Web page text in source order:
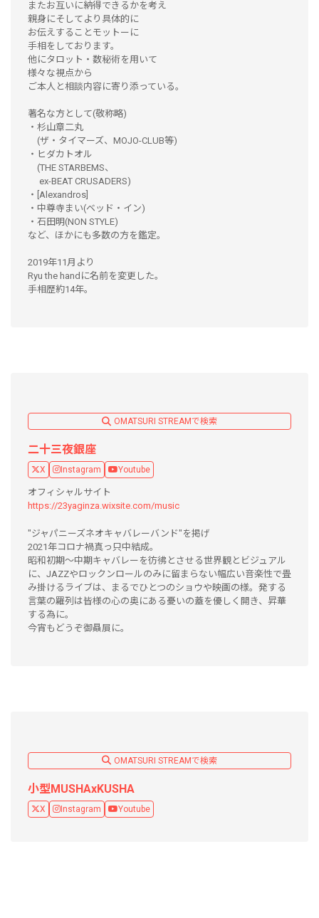
またお互いに納得できるかを考え
親身にそしてより具体的に
お伝えすることモットーに
手相をしております。
他にタロット・数秘術を用いて
様々な視点から
ご本人と相談内容に寄り添っている。
著名な方として(敬称略)
・杉山章二丸
(ザ・タイマーズ、MOJO-CLUB等)
・ヒダカトオル
(THE STARBEMS、
ex-BEAT CRUSADERS)
・[Alexandros]
・中尊寺まい(ベッド・イン)
・石田明(NON STYLE)
など、ほかにも多数の方を鑑定。
2019年11月より
Ryu the handに名前を変更した。
手相歴約14年。
OMATSURI STREAMで検索
二十三夜銀座
X Instagram Youtube
オフィシャルサイト
https://23yaginza.wixsite.com/music
"ジャパニーズネオキャバレーバンド"を掲げ
2021年コロナ禍真っ只中結成。
昭和初期〜中期キャバレーを彷彿とさせる世界観とビジュアル
に、JAZZやロックンロールのみに留まらない幅広い音楽性で畳
み掛けるライブは、まるでひとつのショウや映画の様。発する
言葉の羅列は皆様の心の奥にある憂いの蓋を優しく開き、昇華
する為に。
今宵もどうぞ御贔屓に。
OMATSURI STREAMで検索
小型MUSHAxKUSHA
X Instagram Youtube